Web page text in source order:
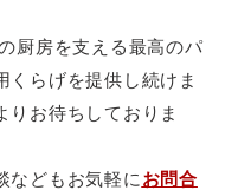
厨房を支える最高のパ
くらげを提供し続けま
りお待ちしておりま
などもお気軽に お問合